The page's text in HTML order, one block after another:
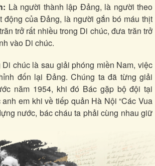
Ô tô - Xe máy
Ô tô
Xe máy
Là người thành lập Đảng, là người theo
động của Đảng, là người gắn bó máu thịt
trở rất nhiều trong Di chúc, đưa trăn trở
vào Di chúc.
chúc là sau giải phóng miền Nam, việc
đốn lại Đảng. Chúng ta đã từng giải
năm 1954, khi đó Bác gặp bộ đội tại
em khi về tiếp quản Hà Nội “Các Vua
nước, bác cháu ta phải cùng nhau giữ